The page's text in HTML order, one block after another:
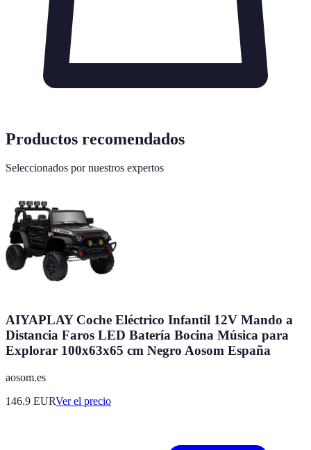
Productos recomendados
Seleccionados por nuestros expertos
AIYAPLAY Coche Eléctrico Infantil 12V Mando a
Distancia Faros LED Batería Bocina Música para
Explorar 100x63x65 cm Negro Aosom España
aosom.es
146.9 EURVer el precio